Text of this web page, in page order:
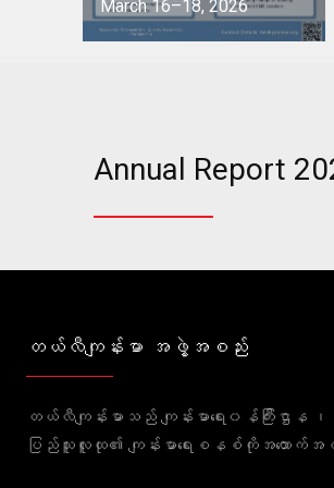
March 16–18, 2026
Annual Report
တယ်လီကျန်းမာ အဖွဲ့အစည်း
တယ်လီကျန်းမာသည် ကျန်းမာရေး၀န်ကြီးဌာန
ပြည်သူလူထု၏ ကျန်းမာရေးစနစ်ကိုအထောက်အ